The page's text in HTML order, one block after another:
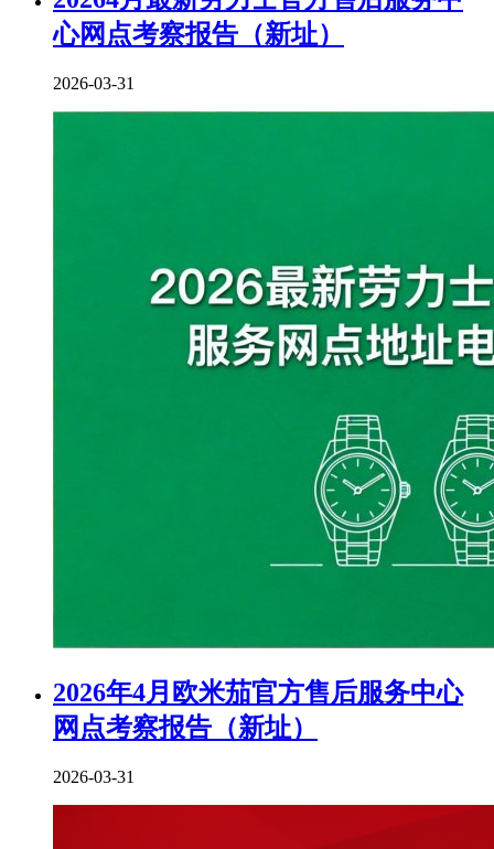
心网点考察报告（新址）
2026-03-31
2026年4月欧米茄官方售后服务中心
网点考察报告（新址）
2026-03-31